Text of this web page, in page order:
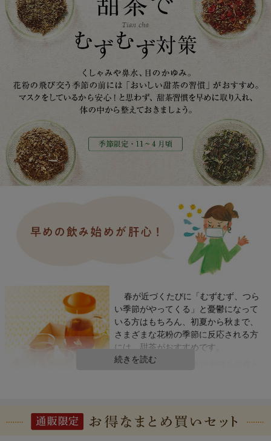
続きを読む
春が近づくたびに「むずむず、つら
い季節がやってくる」と憂鬱になって
いる方はもちろん、初夏から秋まで、
さまざまな花粉の季節に反応される方
には、甜茶がおすすめです。
一般的に甜茶とは中国南部を原産と
康茶として飲用されています。